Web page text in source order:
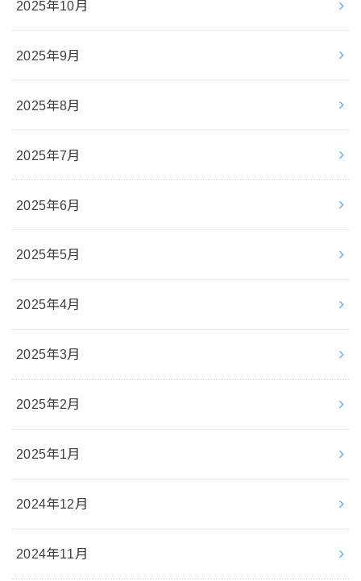
2025年10月
2025年9月
2025年8月
2025年7月
2025年6月
2025年5月
2025年4月
2025年3月
2025年2月
2025年1月
2024年12月
2024年11月